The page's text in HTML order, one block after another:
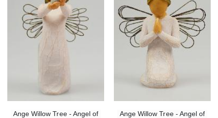
Ange Willow Tree - Angel of
Ange Willow Tree - Angel of